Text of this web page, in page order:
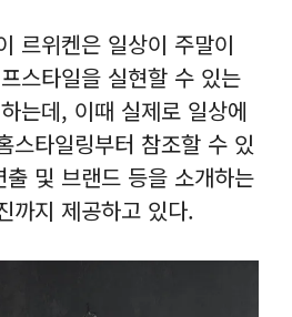
르위켄은 일상이 주말이
스타일을 실현할 수 있는
는데, 이때 실제로 일상에
스타일링부터 참조할 수 있
및 브랜드 등을 소개하는
까지 제공하고 있다.